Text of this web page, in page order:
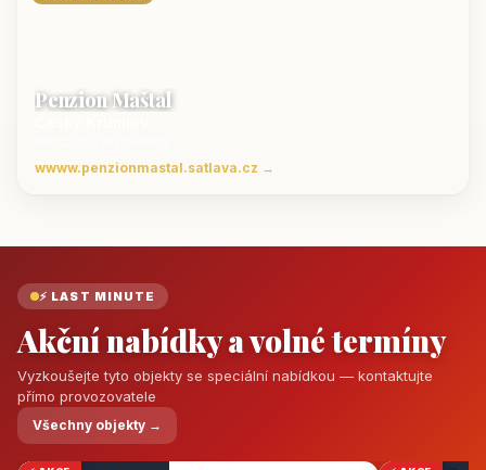
Penzion Maštal
wwww.penzionmastal.satlava.cz →
⚡ LAST MINUTE
Akční nabídky a volné termíny
Vyzkoušejte tyto objekty se speciální nabídkou — kontaktujte
přímo provozovatele
Všechny objekty →